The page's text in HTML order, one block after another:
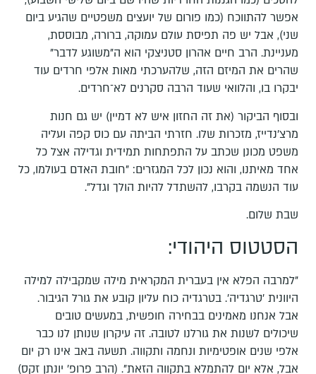
אפשר להתווכח (כמו פורום של יועצים משפטיים שהגיע ביום
שני), אבל יש פה תפיסת עולם עמוקה, ברורה, מבוססת,
מעניינת. הרב חיים אהרון סטניצקי הוא ה"משוגע לדבר"
שהרים את המיזם הזה, שלהערכתי מאות אלפי חרדים עוד
יבקרו בו, והלוואי שעוד הרבה סקרנים לא־חרדים.
ובסוף הביקור (את זה החזון איש לא דמיין) יש גם חנות
מרצ'נדייז, מזכרות שלו. חזרתי הביתה עם כוס קפה ועליה
משפט מכונן שכתב על התפתחות תמידית וגדילה אצל כל
אחד מאיתנו, והוא נכון לכל המגזרים: "חובת האדם בעולמו, כל
עוד הנשמה בקרבו, להשתדל להיות הולך וגדל".
שבת שלום.
הסטטוס היהודי:
"למרבה הפלא אין בעברית המקראית מילה שמקבילה למילה
היוונית 'טרגדיה'. בטרגדיה כוח עליון קובע את גורל הגיבור.
אבל אנחנו מאמינים בבחירה חופשית, במעשים טובים
שיכולים לשנות את גורלנו לטובה. זה עיקרון שנותן לנו כבר
אלפי שנים אופטימיות ונחמה ותקווה. תשעה באב אינו רק יום
אבל, אלא יום להתמלא בתקווה הזאת". (הרב פרופ' יונתן זקס)